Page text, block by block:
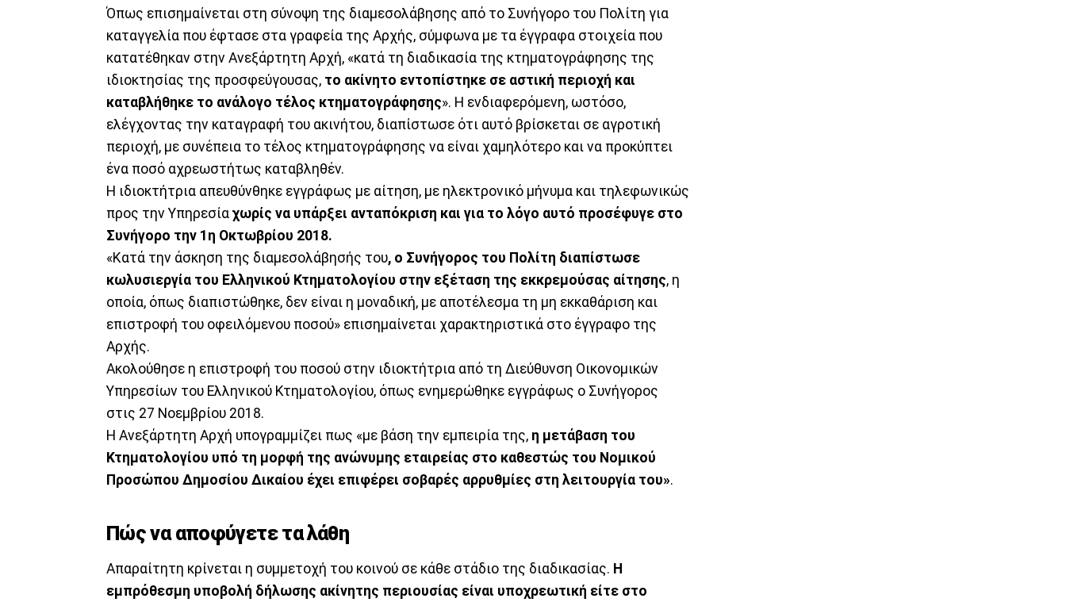
Όπως επισημαίνεται στη σύνοψη της διαμεσολάβησης από το Συνήγορο του Πολίτη για
καταγγελία που έφτασε στα γραφεία της Αρχής, σύμφωνα με τα έγγραφα στοιχεία που
κατατέθηκαν στην Ανεξάρτητη Αρχή, «κατά τη διαδικασία της κτηματογράφησης της
ιδιοκτησίας της προσφεύγουσας, το ακίνητο εντοπίστηκε σε αστική περιοχή και
καταβλήθηκε το ανάλογο τέλος κτηματογράφησης». Η ενδιαφερόμενη, ωστόσο,
ελέγχοντας την καταγραφή του ακινήτου, διαπίστωσε ότι αυτό βρίσκεται σε αγροτική
περιοχή, με συνέπεια το τέλος κτηματογράφησης να είναι χαμηλότερο και να προκύπτει
ένα ποσό αχρεωστήτως καταβληθέν.
Η ιδιοκτήτρια απευθύνθηκε εγγράφως με αίτηση, με ηλεκτρονικό μήνυμα και τηλεφωνικώς
προς την Υπηρεσία χωρίς να υπάρξει ανταπόκριση και για το λόγο αυτό προσέφυγε στο
Συνήγορο την 1η Οκτωβρίου 2018.
«Κατά την άσκηση της διαμεσολάβησής του, ο Συνήγορος του Πολίτη διαπίστωσε
κωλυσιεργία του Ελληνικού Κτηματολογίου στην εξέταση της εκκρεμούσας αίτησης, η
οποία, όπως διαπιστώθηκε, δεν είναι η μοναδική, με αποτέλεσμα τη μη εκκαθάριση και
επιστροφή του οφειλόμενου ποσού» επισημαίνεται χαρακτηριστικά στο έγγραφο της
Αρχής.
Ακολούθησε η επιστροφή του ποσού στην ιδιοκτήτρια από τη Διεύθυνση Οικονομικών
Υπηρεσίων του Ελληνικού Κτηματολογίου, όπως ενημερώθηκε εγγράφως ο Συνήγορος
στις 27 Νοεμβρίου 2018.
Η Ανεξάρτητη Αρχή υπογραμμίζει πως «με βάση την εμπειρία της, η μετάβαση του
Κτηματολογίου υπό τη μορφή της ανώνυμης εταιρείας στο καθεστώς του Νομικού
Προσώπου Δημοσίου Δικαίου έχει επιφέρει σοβαρές αρρυθμίες στη λειτουργία του».
Πώς να αποφύγετε τα λάθη
Απαραίτητη κρίνεται η συμμετοχή του κοινού σε κάθε στάδιο της διαδικασίας. Η
εμπρόθεσμη υποβολή δήλωσης ακίνητης περιουσίας είναι υποχρεωτική είτε στο